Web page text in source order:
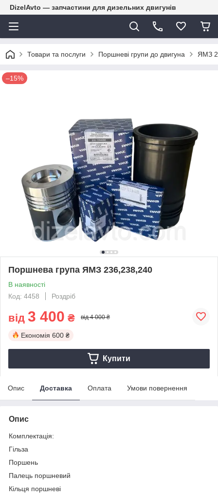
DizelAvto — запчастини для дизельних двигунів
Товари та послуги Поршневі групи до двигуна ЯМЗ
–15%
Поршнева група ЯМЗ 236,238,240
В наявності
Код: 4458
Роздріб
від 3 400 ₴ від 4 000 ₴
Економія 600 ₴
Купити
Опис Доставка Оплата Умови повернення
Опис
Комплектація:
Гільза
Поршень
Палець поршневий
Кільця поршневі